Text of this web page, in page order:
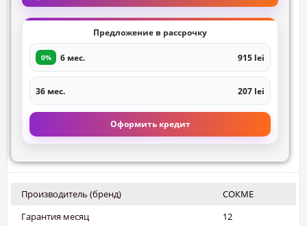
Предложение в рассрочку
0% 6 мес. 915 lei
36 мес. 207 lei
Оформить кредит
Производитель (бренд)
СОКМЕ
Гарантия месяц
12